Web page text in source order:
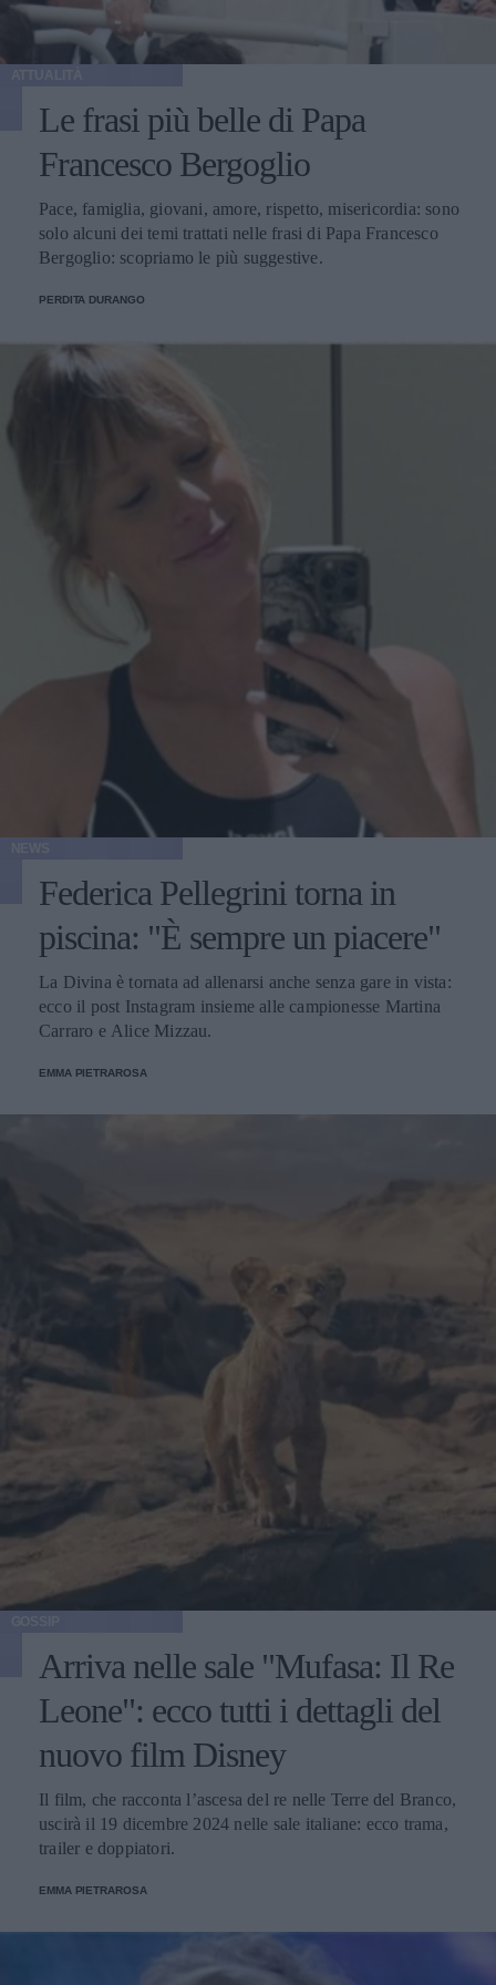
Le frasi più belle di Papa
Francesco Bergoglio
Pace, famiglia, giovani, amore, rispetto, misericordia: sono
solo alcuni dei temi trattati nelle frasi di Papa Francesco
Bergoglio: scopriamo le più suggestive.
PERDITA DURANGO
Federica Pellegrini torna in
piscina: "È sempre un piacere"
La Divina è tornata ad allenarsi anche senza gare in vista:
ecco il post Instagram insieme alle campionesse Martina
Carraro e Alice Mizzau.
EMMA PIETRAROSA
Arriva nelle sale "Mufasa: Il Re
Leone": ecco tutti i dettagli del
nuovo film Disney
Il film, che racconta l’ascesa del re nelle Terre del Branco,
uscirà il 19 dicembre 2024 nelle sale italiane: ecco trama,
trailer e doppiatori.
EMMA PIETRAROSA